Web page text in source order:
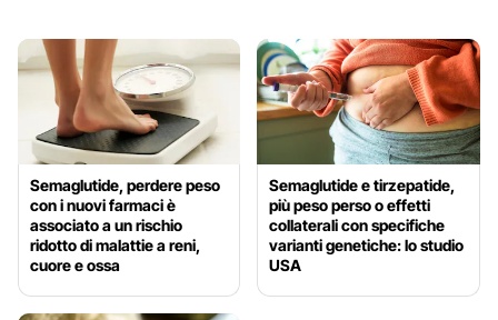
Semaglutide, perdere peso
con i nuovi farmaci è
associato a un rischio
ridotto di malattie a reni,
cuore e ossa
Semaglutide e tirzepatide,
più peso perso o effetti
collaterali con specifiche
varianti genetiche: lo studio
USA